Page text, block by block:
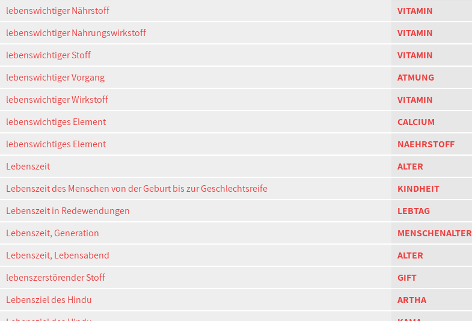
lebenswichtiger Nährstoff
VITAMIN
lebenswichtiger Nahrungswirkstoff
VITAMIN
lebenswichtiger Stoff
VITAMIN
lebenswichtiger Vorgang
ATMUNG
lebenswichtiger Wirkstoff
VITAMIN
lebenswichtiges Element
CALCIUM
lebenswichtiges Element
NAEHRSTOFF
Lebenszeit
ALTER
Lebenszeit des Menschen von der Geburt bis zur Geschlechtsreife
KINDHEIT
Lebenszeit in Redewendungen
LEBTAG
Lebenszeit, Generation
MENSCHENALTER
Lebenszeit, Lebensabend
ALTER
lebenszerstörender Stoff
GIFT
Lebensziel des Hindu
ARTHA